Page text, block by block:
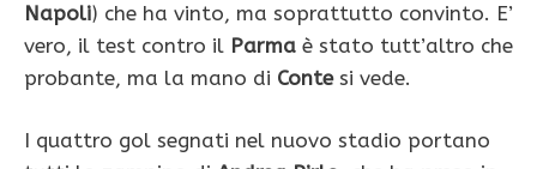
Napoli) che ha vinto, ma soprattutto convinto. E’
vero, il test contro il Parma è stato tutt’altro che
probante, ma la mano di Contesi vede.
I quattro gol segnati nel nuovo stadio portano